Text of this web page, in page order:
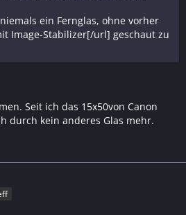
ein Fernglas, ohne vorher
Image-Stabilizer[/url] geschaut zu
Seit ich das 15x50von Canon
durch kein anderes Glas mehr.